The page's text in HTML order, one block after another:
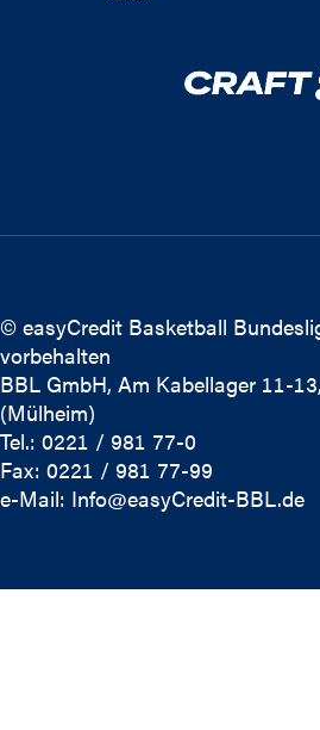
© easyCredit Basketball
vorbehalten
BBL GmbH, Am Kabellager 11-
(Mülheim)
Tel.: 0221 / 981 77-0
Fax: 0221 / 981 77-99
e-Mail: Info@easyCredit-BBL.de